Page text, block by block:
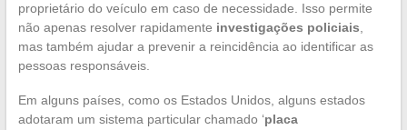
proprietário do veículo em caso de necessidade. Isso permite
não apenas resolver rapidamente investigações policiais,
mas também ajudar a prevenir a reincidência ao identificar as
pessoas responsáveis.
Em alguns países, como os Estados Unidos, alguns estados
adotaram um sistema particular chamado ‘placa